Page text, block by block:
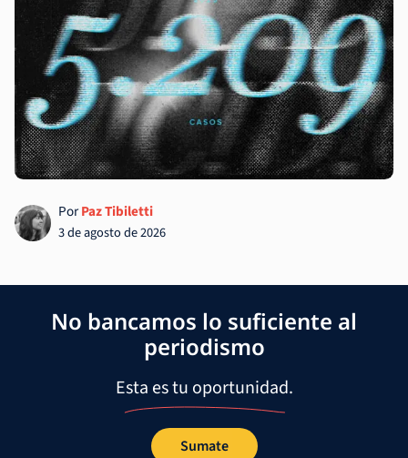
PorPaz Tibiletti
3 de agosto de 2026
No bancamos lo suficiente al
periodismo
Esta es tu oportunidad.
Sumate